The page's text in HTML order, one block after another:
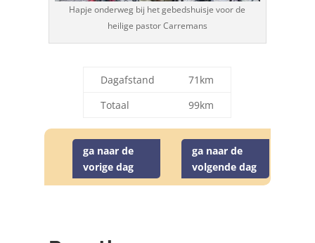
Hapje onderweg bij het gebedshuisje voor de
heilige pastor Carremans
Dagafstand
71km
Totaal
99km
ga naar de
vorige dag
ga naar de
volgende dag